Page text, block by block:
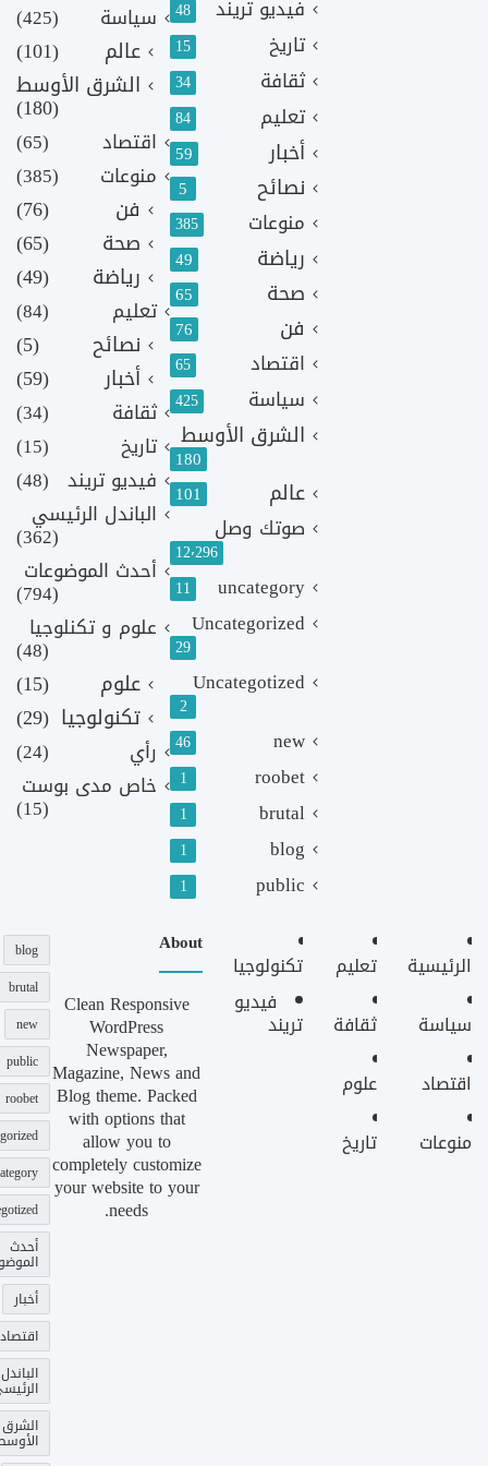
فيديو تريند 48
تاريخ 15
ثقافة 34
تعليم 84
أخبار 59
نصائح 5
منوعات 385
رياضة 49
صحة 65
فن 76
اقتصاد 65
سياسة 425
الشرق الأوسط
180
عالم 101
صوتك وصل
12٬296
uncategory
11
Uncategorized
29
Uncategotized
2
new
46
roobet
1
brutal
1
blog
1
public
1
سياسة
(425)
عالم
(101)
الشرق الأوسط
(180)
اقتصاد
(65)
منوعات
(385)
فن
(76)
صحة
(65)
رياضة
(49)
تعليم (84)
نصائح
(5)
أخبار
(59)
ثقافة
(34)
تاريخ
(15)
فيديو تريند (48)
الباندل الرئيسي
(362)
أحدث الموضوعات
(794)
علوم و تكنلوجيا
(48)
علوم
(15)
تكنولوجيا (29)
رأي
(24)
خاص مدى بوست
(15)
الرئيسية
سياسة
اقتصاد
منوعات
تعليم
ثقافة
علوم
تاريخ
تكنولوجيا
فيديو
تريند
About
Clean Responsive
WordPress
Newspaper,
Magazine, News and
Blog theme. Packed
with options that
allow you to
completely customize
your website to your
needs.
blog
brutal
new
public
roobet
أحدث
أخبار
اقتصاد
الباندل
الشرق